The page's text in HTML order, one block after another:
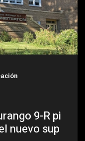
9-R pi
nuevo sup